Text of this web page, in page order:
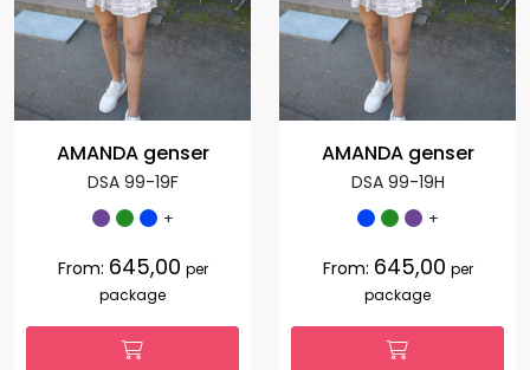
AMANDA genser
DSA 99-19F
+
From: 645,00 per
package
AMANDA genser
DSA 99-19H
+
From: 645,00 per
package